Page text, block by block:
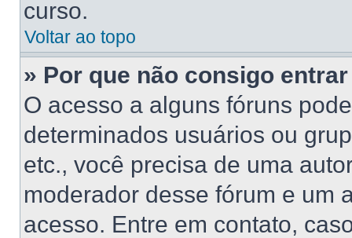
curso.
Voltar ao topo
» Por que não consigo
O acesso a alguns fóruns
determinados usuários ou
etc., você precisa de uma
moderador desse fórum e um
acesso. Entre em contato,